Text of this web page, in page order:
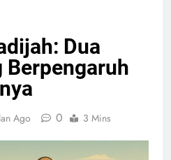
Dua
Berpengaruh
Ago 0 3 Mins